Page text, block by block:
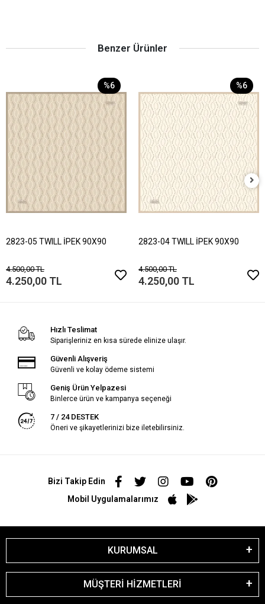
Benzer Ürünler
%6
2823-05 TWILL İPEK 90X90
4.500,00 TL
4.250,00 TL
%6
2823-04 TWILL İPEK 90X90
4.500,00 TL
4.250,00 TL
Hızlı Teslimat
Siparişleriniz en kısa sürede elinize ulaşır.
Güvenli Alışveriş
Güvenli ve kolay ödeme sistemi
Geniş Ürün Yelpazesi
Binlerce ürün ve kampanya seçeneği
7 / 24 DESTEK
Öneri ve şikayetlerinizi bize iletebilirsiniz.
Bizi Takip Edin
Mobil Uygulamalarımız
KURUMSAL
MÜŞTERİ HİZMETLERİ